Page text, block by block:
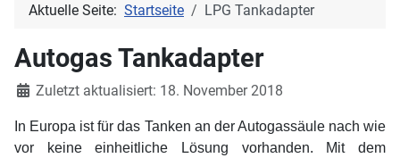
Aktuelle Seite: Startseite LPG Tankadapter
Autogas Tankadapter
DetailsZuletzt aktualisiert: 18. November 2018
In Europa ist für das Tanken an der Autogassäule nach wie
vor keine einheitliche Lösung vorhanden. Mit dem